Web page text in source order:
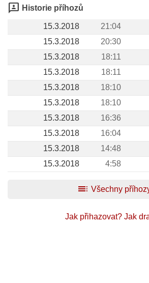
3p Historie příhozů
15.3.2018 21:04
15.3.2018
20:30
15.3.2018
18:11
15.3.2018
18:11
15.3.2018 18:10
15.3.2018 18:10
15.3.2018
16:36
15.3.2018 16:04
15.3.2018
14:48
15.3.2018
4:58
toc Všechny
Jak přihazovat? Jak